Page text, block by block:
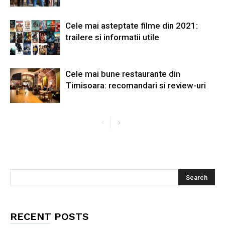
Cele mai asteptate filme din 2021:
trailere si informatii utile
Cele mai bune restaurante din
Timisoara: recomandari si review-uri
RECENT POSTS